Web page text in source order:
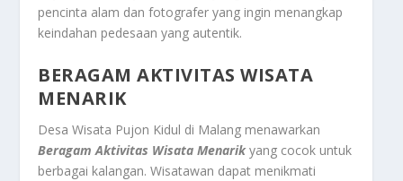
pencinta alam dan fotografer yang ingin menangkap
keindahan pedesaan yang autentik.
BERAGAM AKTIVITAS WISATA
MENARIK
Desa Wisata Pujon Kidul di Malang menawarkan
Beragam Aktivitas Wisata Menarikyang cocok untuk
berbagai kalangan. Wisatawan dapat menikmati